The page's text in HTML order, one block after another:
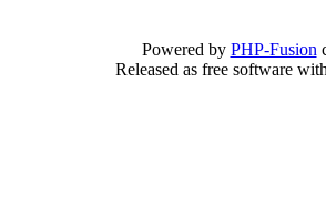
Powered by PHP-Fusion
Released as free software